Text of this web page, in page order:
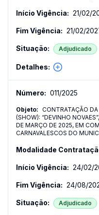
21/02/
21/02/
Adjudicado
011/2025
CONTRATAÇÃO
(SHOW): “DEVINHO
DE MARÇO DE 2025, EM
CARNAVALESCOS DO
24/02/
24/08/
Adjudicado